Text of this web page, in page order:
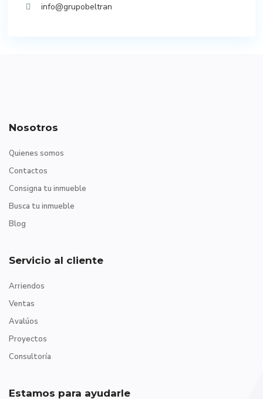
info@grupobeltran
Nosotros
Quienes somos
Contactos
Consigna tu inmueble
Busca tu inmueble
Blog
Servicio al cliente
Arriendos
Ventas
Avalúos
Proyectos
Consultoría
Estamos para ayudarle